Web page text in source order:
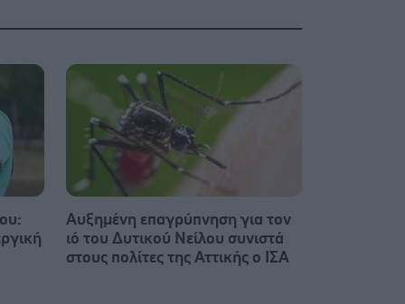
Αυξημένη επαγρύπνηση για τον
ιό του Δυτικού Νείλου συνιστά
στους πολίτες της Αττικής ο ΙΣΑ